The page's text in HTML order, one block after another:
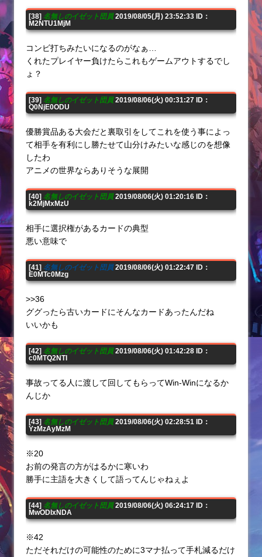
[38] 名無しのイゼット団員2019/08/05(月) 23:52:33 ID：
M2NTU1MjM
コンビ打ちみたいになるのがなぁ…
くれたプレイヤー負けたらこれもゲームアウトするでし
ょ？
[39] 名無しのイゼット団員2019/08/06(火) 00:31:27 ID：
Q0NjE0ODU
優勝賞品ある大会だと裏取引をしてこれを使う事によっ
て相手を有利にし勝たせて山分けみたいな感じのを想像
したわ
アニメの世界ならありそうな展開
[40] 名無しのイゼット団員2019/08/06(火) 01:20:16 ID：
k2MjMxMzU
相手に選択権があるカードの典型
悪い意味で
[41] 名無しのイゼット団員2019/08/06(火) 01:22:47 ID：
E0MTc0Mzg
>>36
ググったら古いカードにそんなカードあったんだね
いいかも
[42] 名無しのイゼット団員2019/08/06(火) 01:42:28 ID：
c0MTQ2NTI
事故ってる人に渡して回してもらってWin-Winになるか
んじか
[43] 名無しのイゼット団員2019/08/06(火) 02:28:51 ID：
YzMzAyMzM
※20
お前の発言の方がはるかに寒いわ
勝手に主語を大きくして語ってんじゃねぇよ
[44] 名無しのイゼット団員2019/08/06(火) 06:24:17 ID：
MwODIxNDA
※42
ただそれだけの可能性のために3マナ払って手札減るだけ